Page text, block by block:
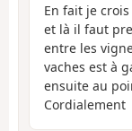
En fait je
et là il faut
entre les
vaches est à
ensuite au
Cordialement